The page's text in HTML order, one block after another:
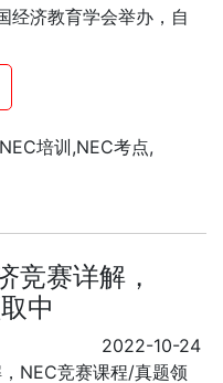
济教育学会举办，自
培训,NEC考点,
竞赛详解，
中
2022-10-24
NEC竞赛课程/真题领